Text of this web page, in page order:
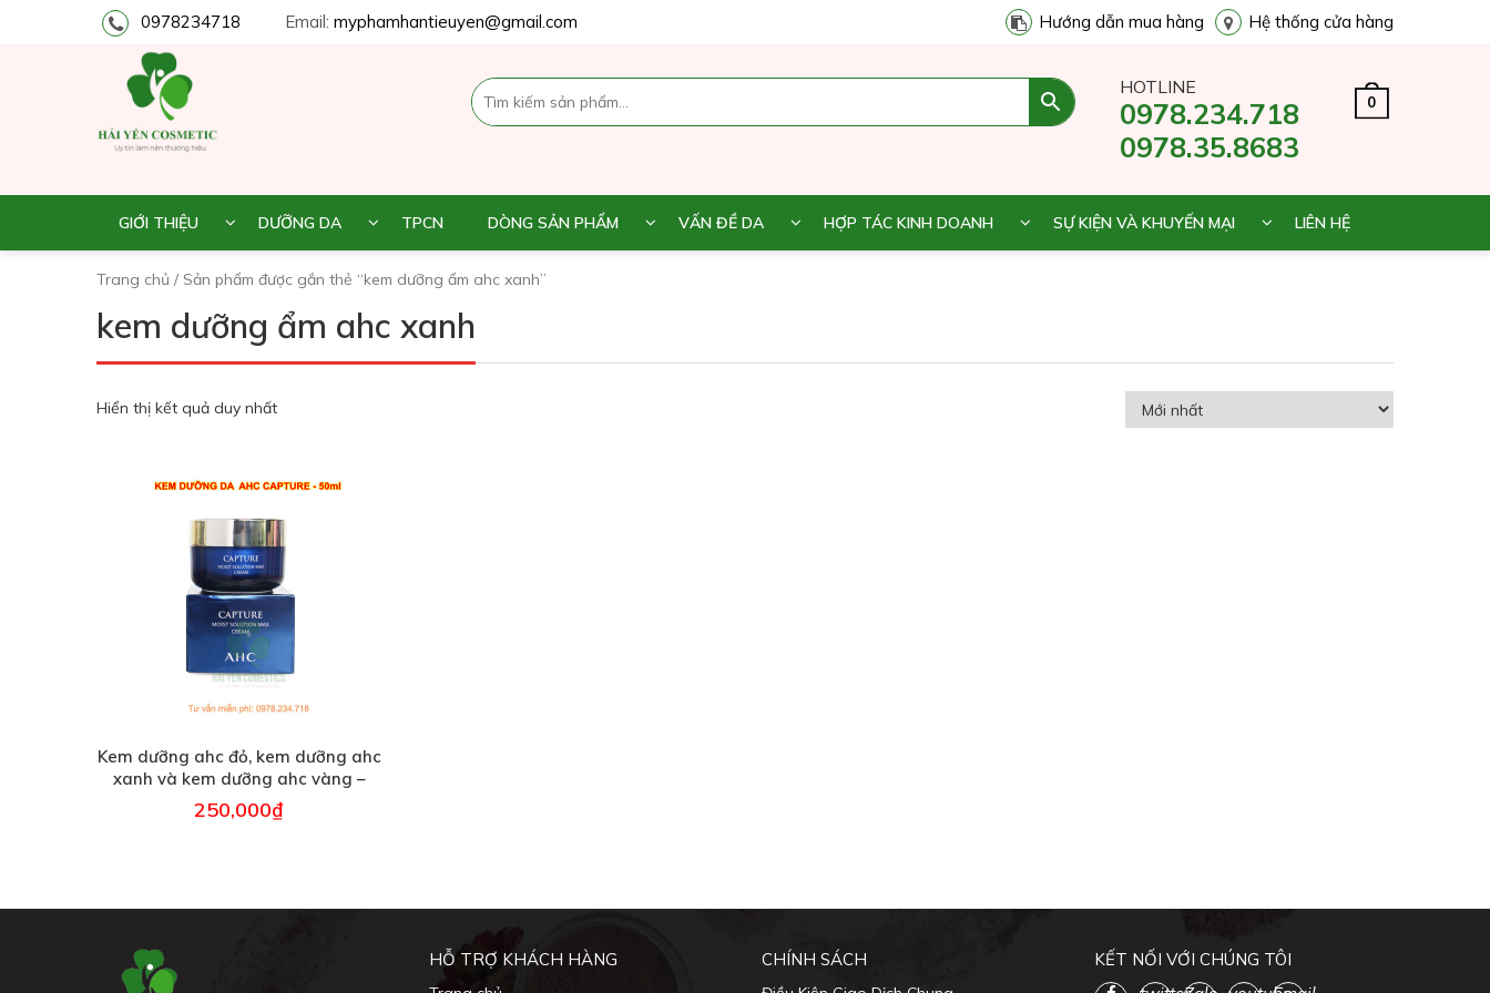
0978234718 Email: myphamhantieuyen@gmail.com Hướng dẫn mua hàng Hệ thống cửa hàng
HOTLINE
0978.234.718
0978.35.8683
0
GIỚI THIỆU DƯỠNG DA TPCN DÒNG SẢN PHẨM VẤN ĐỀ DA HỢP TÁC KINH DOANH SỰ KIỆN VÀ KHUYẾN MẠI LIÊN HỆ
Trang chủ / Sản phẩm được gắn thẻ “kem dưỡng ẩm ahc xanh”
kem dưỡng ẩm ahc xanh
Hiển thị kết quả duy nhất
Kem dưỡng ahc đỏ, kem dưỡng ahc
xanh và kem dưỡng ahc vàng –
50ml
250,000₫
HỖ TRỢ KHÁCH HÀNG CHÍNH SÁCH
KẾT NỐI VỚI CHÚNG TÔI